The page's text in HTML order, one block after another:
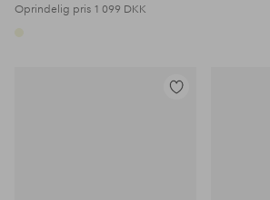
Oprindelig pris 1 099 DKK
Tilføj